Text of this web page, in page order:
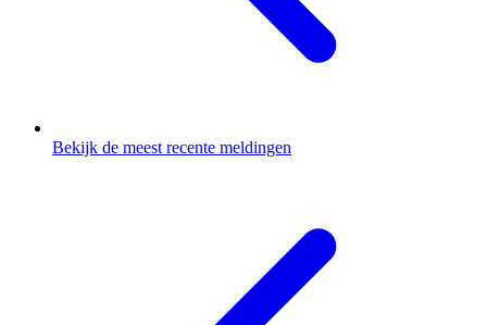
Bekijk de meest recente meldingen